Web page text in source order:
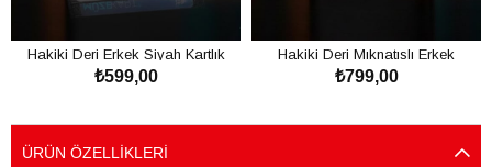
Hakiki Deri Erkek Siyah Kartlık
Cüzdan
₺599,00
Hakiki Deri Mıknatıslı Erkek
Kahverengi Kartlık Cüzdan
₺799,00
ÜRÜN ÖZELLIKLERI